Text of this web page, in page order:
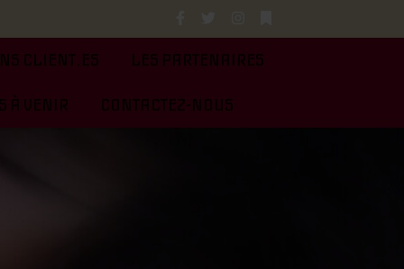
CLIENT.ES LES PARTENAIRES
À VENIR CONTACTEZ-NOUS